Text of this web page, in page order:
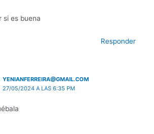
si es buena
Responder
YENIANFERREIRA@GMAIL.COM
27/05/2024 A LAS 6:35 PM